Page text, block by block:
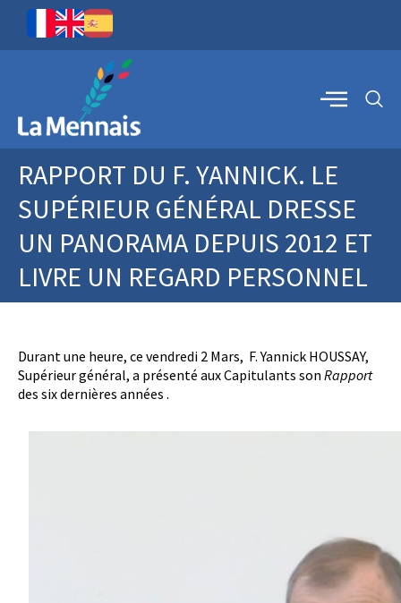
RAPPORT DU F. YANNICK. LE
SUPÉRIEUR GÉNÉRAL DRESSE
UN PANORAMA DEPUIS 2012 ET
LIVRE UN REGARD PERSONNEL
Durant une heure, ce vendredi 2 Mars, F. Yannick HOUSSAY,
Supérieur général, a présenté aux Capitulants son Rapport
des six dernières années .